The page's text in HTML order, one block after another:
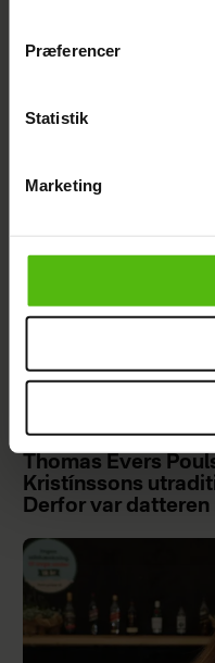
Vi anvender egne
generere statistik og
Præferencer
Statistik
Marketing
festivalstips
Thomas Evers
Kristínssons
Derfor var datteren